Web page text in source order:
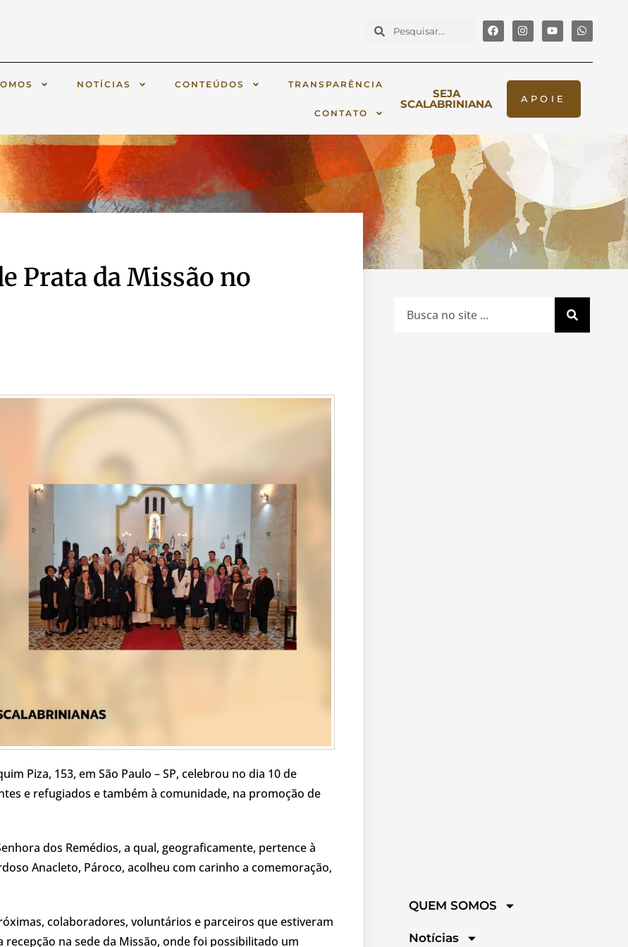
NOTÍCIAS CONTEÚDOS TRANSPARÊNCIA
CONTATO
SEJA
SCALABRINIANA APOIE
Prata da Missão no
Piza, 153, em São Paulo – SP, celebrou no dia 10 de
e refugiados e também à comunidade, na promoção de
dos Remédios, a qual, geograficamente, pertence à
Anacleto, Pároco, acolheu com carinho a comemoração,
colaboradores, voluntários e parceiros que estiveram
na sede da Missão, onde foi possibilitado um
QUEM SOMOS
Notícias